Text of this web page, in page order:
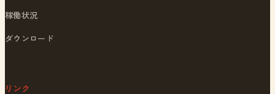
稼働状況
ダウンロード
リンク